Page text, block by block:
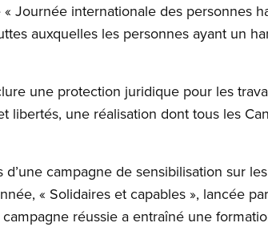
Journée internationale des personnes
auxquelles les personnes ayant un
une protection juridique pour les
libertés, une réalisation dont tous les
d’une campagne de sensibilisation sur
« Solidaires et capables », lancée
réussie a entraîné une